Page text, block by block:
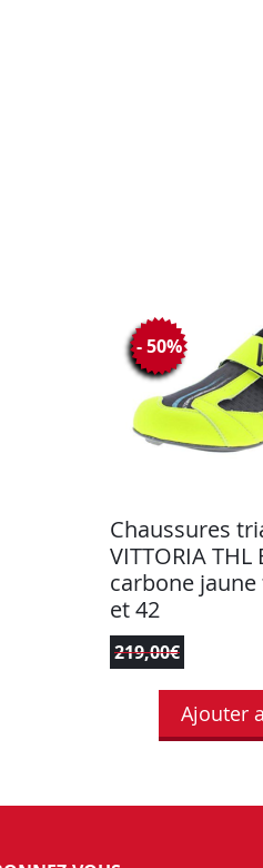
Chaussures
VITTORIA THL
carbone jaune
et 42
219,00€
- 50%
Ajouter